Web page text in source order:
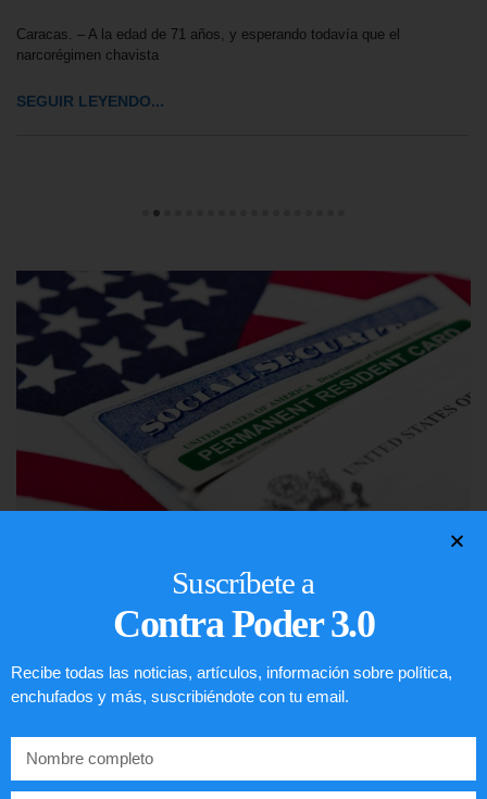
Caracas. – A la edad de 71 años, y esperando todavía que el
narcorégimen chavista
SEGUIR LEYENDO...
Lotería de visa de EEUU
Suscríbete a
Contra Poder 3.0
Recibe todas las noticias, artículos, información sobre política,
enchufados y más, suscribiéndote con tu email.